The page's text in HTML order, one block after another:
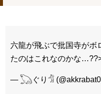
六龍が飛ぶで批国寺が
たのはこれなのかな
— 𓆏ぐり𓀦